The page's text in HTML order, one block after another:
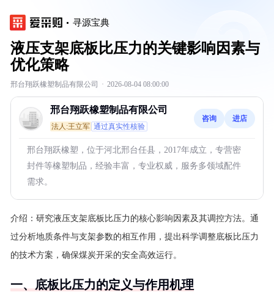
寻源宝典
液压支架底板比压力的关键影响因素与
优化策略
邢台翔跃橡塑制品有限公司 · 2026-08-04 08:00:00
邢台翔跃橡塑制品有限公司
法人:王立军 通过真实性核验
咨询 进店
邢台翔跃橡塑，位于河北邢台任县，2017年成立，专营密
封件等橡塑制品，经验丰富，专业权威，服务多领域配件
需求。
介绍： 研究液压支架底板比压力的核心影响因素及其调控方法。通
过分析地质条件与支架参数的相互作用，提出科学调整底板比压力
的技术方案，确保煤炭开采的安全高效运行。
一、底板比压力的定义与作用机理